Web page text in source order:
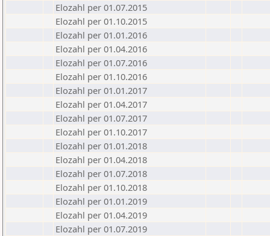
Elozahl per 01.07.2015
Elozahl per 01.10.2015
Elozahl per 01.01.2016
Elozahl per 01.04.2016
Elozahl per 01.07.2016
Elozahl per 01.10.2016
Elozahl per 01.01.2017
Elozahl per 01.04.2017
Elozahl per 01.07.2017
Elozahl per 01.10.2017
Elozahl per 01.01.2018
Elozahl per 01.04.2018
Elozahl per 01.07.2018
Elozahl per 01.10.2018
Elozahl per 01.01.2019
Elozahl per 01.04.2019
Elozahl per 01.07.2019